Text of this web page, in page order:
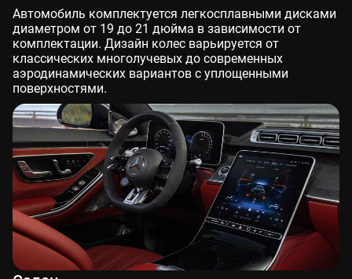
Автомобиль комплектуется легкосплавными дисками
диаметром от 19 до 21 дюйма в зависимости от
комплектации. Дизайн колес варьируется от
классических многолучевых до современных
аэродинамических вариантов с уплощенными
поверхностями.